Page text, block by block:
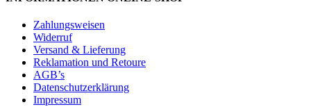
Zahlungsweisen
Widerruf
Versand & Lieferung
Reklamation und Retoure
AGB’s
Datenschutzerklärung
Impressum